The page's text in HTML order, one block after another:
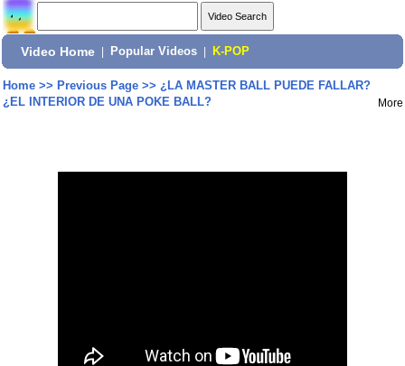
Video Home Popular Videos K-POP
Home>> Previous Page>> ¿LA MASTER BALL PUEDE FALLAR?
¿EL INTERIOR DE UNA POKE BALL?
More